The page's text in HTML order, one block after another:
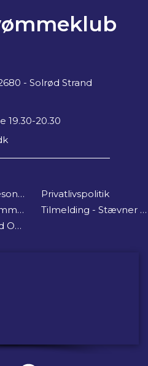
- Solrød Strand
19.30-20.30
Tilmeld Hold I Sæson 2025/26
Privatlivspolitik
Badehætter, Svømmebog Mm
Tilmelding - Stævner Og Events
Se Alle Vores Hold Og Tider